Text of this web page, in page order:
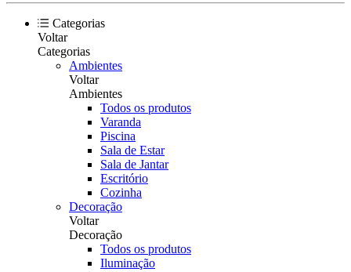
Categorias
Voltar
Categorias
Ambientes
Voltar
Ambientes
Todos os produtos
Varanda
Piscina
Sala de Estar
Sala de Jantar
Escritório
Cozinha
Decoração
Voltar
Decoração
Todos os produtos
Iluminação